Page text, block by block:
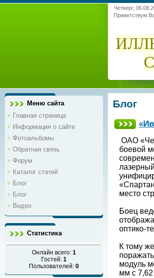
Четверг,
Приветствую
Меню сайта
Главная страница
Информация о сайте
Фотоальбомы
Обратная связь
Форум
Каталог статей
Блог
Блог
Видео
Статистика
Онлайн всего: 1
Гостей: 1
Пользователей: 0
Блог
ОАО
боевой
место
Боец
оптико-
К тому
модуль
мм с